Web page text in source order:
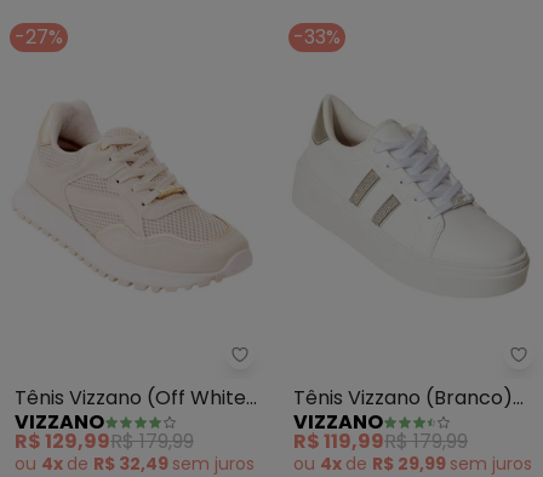
-27%
Vizzano - Tênis Vizzano (Off
Tênis Vizzano (Off White)
em Sintético e Tecido
VIZZANO
R$ 129,99R$ 179,99
ou 4x de R$ 32,49 sem juros
-33%
Tênis Vizzano (Branco)
em Sintético
VIZZANO
R$ 119,99R$ 179,99
ou 4x de R$ 29,99 sem juros